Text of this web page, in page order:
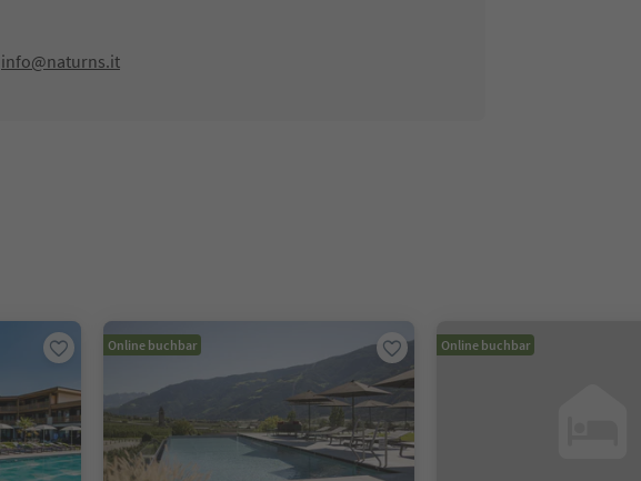
info@naturns.it
Online buchbar Online buchbar